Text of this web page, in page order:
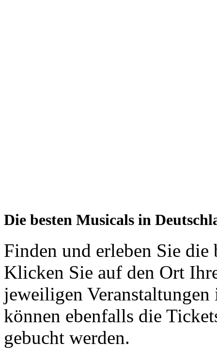
Die besten Musicals in
Finden und erleben Sie
Klicken Sie auf den Ort
jeweiligen
können ebenfalls die
gebucht werden.